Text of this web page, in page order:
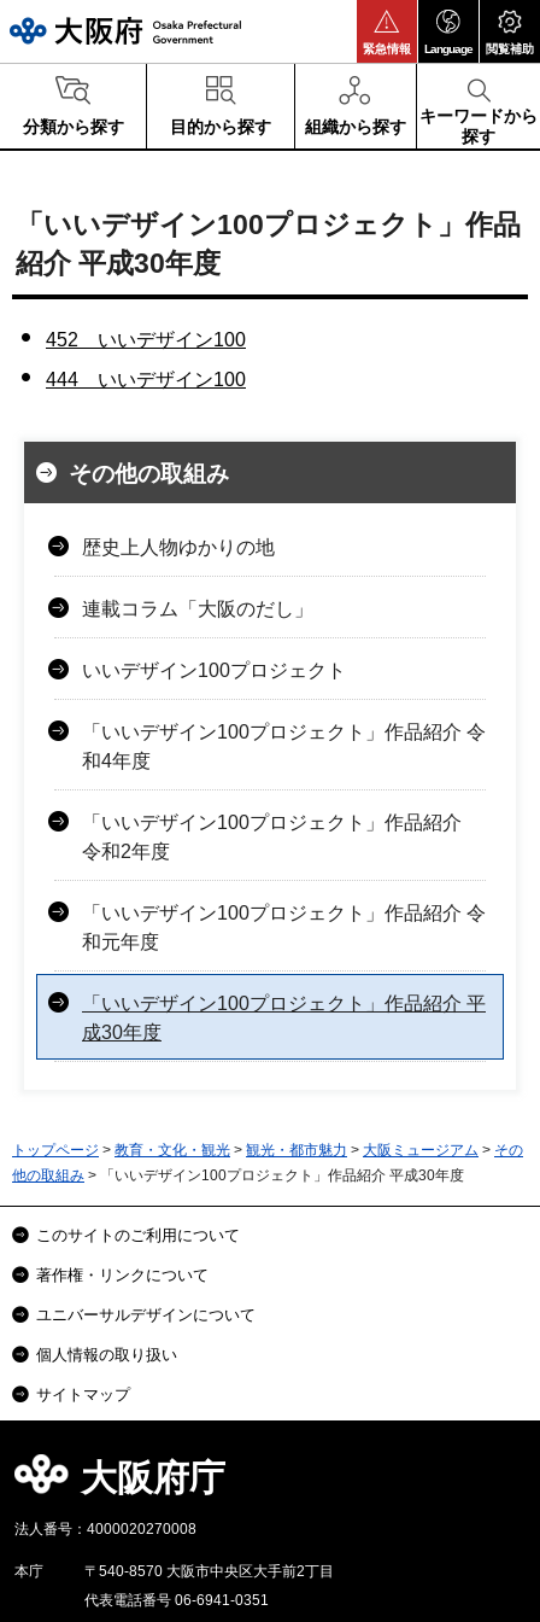
緊急情報 Language 閲覧補助
分類から探す 目的から探す 組織から探す
キーワードから
探す
「いいデザイン100プロジェクト」作品
紹介 平成30年度
452 いいデザイン100
444 いいデザイン100
その他の取組み
歴史上人物ゆかりの地
連載コラム「大阪のだし」
いいデザイン100プロジェクト
「いいデザイン100プロジェクト」作品紹介 令
和4年度
「いいデザイン100プロジェクト」作品紹介
令和2年度
「いいデザイン100プロジェクト」作品紹介 令
和元年度
「いいデザイン100プロジェクト」作品紹介 平
成30年度
トップページ > 教育・文化・観光 > 観光・都市魅力 > 大阪ミュージアム > その
他の取組み > 「いいデザイン100プロジェクト」作品紹介 平成30年度
このサイトのご利用について
著作権・リンクについて
ユニバーサルデザインについて
個人情報の取り扱い
サイトマップ
大阪府庁
法人番号：4000020270008
本庁
〒540-8570 大阪市中央区大手前2丁目
代表電話番号 06-6941-0351